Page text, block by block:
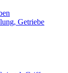
Getriebe